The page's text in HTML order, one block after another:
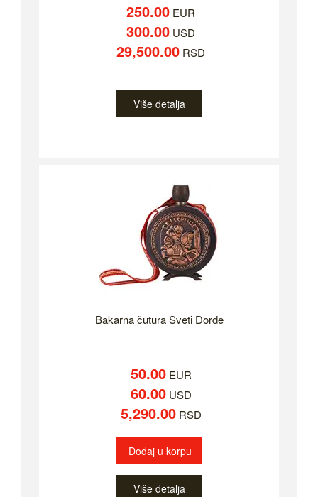
250.00 EUR
300.00 USD
29,500.00 RSD
Više detalja
Bakarna čutura Sveti Đorde
50.00EUR
60.00USD
5,290.00RSD
Dodaj u korpu
Više detalja